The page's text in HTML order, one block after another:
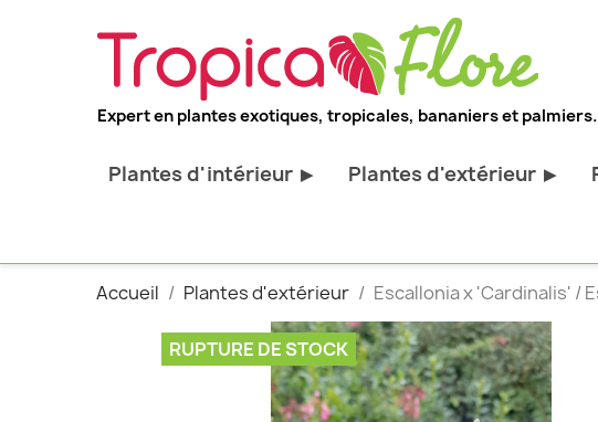
Expert en plantes exotiques, tropicales, bananiers et palmiers.
Plantes d'intérieur ▶
Plantes pour bureau
Palmier d'intérieur
Cactus & Succulentes
Sujets d'exception
Plantes d'extérieur ▶
Toutes les plantes
Bananiers rustiques
Palmiers rustiques
Orchidées rustiques
Plantes et arbustes à
décoratif
Accueil Plantes d'extérieur Escallonia x 'Cardinalis' /
RUPTURE DE STOCK